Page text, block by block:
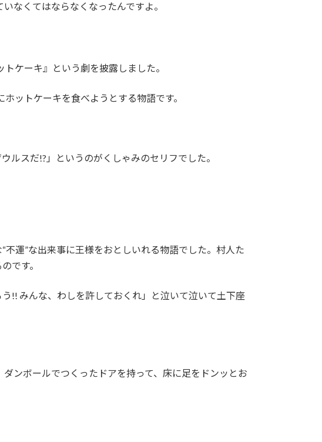
なくてはならなくなったんですよ。
ケーキ』という劇を披露しました。
ットケーキを食べようとする物語です。
ルスだ!?」というのがくしゃみのセリフでした。
不運”な出来事に王様をおとしいれる物語でした。村人た
です。
!! みんな、わしを許しておくれ」と泣いて泣いて土下座
ンボールでつくったドアを持って、床に足をドンッとお